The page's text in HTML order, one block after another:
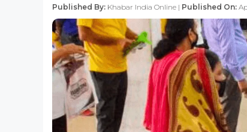
Published By: Khabar India Online | Published On: